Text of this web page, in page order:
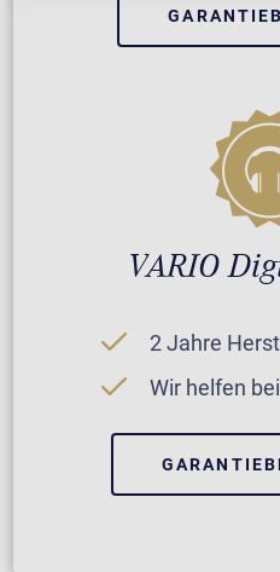
VARIO
2 Jahre
Wir helfen